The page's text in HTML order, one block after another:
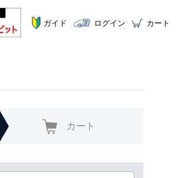
ガイド ログイン カート
カート